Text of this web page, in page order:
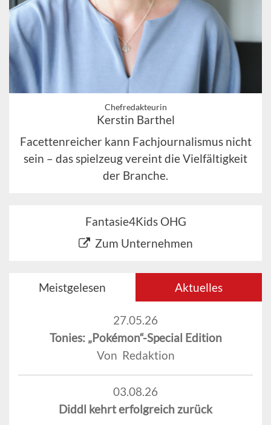
Chefredakteurin
Kerstin Barthel
Facettenreicher kann Fachjournalismus nicht
sein – das spielzeug vereint die Vielfältigkeit
der Branche.
Fantasie4Kids OHG
Zum Unternehmen
Meistgelesen Aktuelles
27.05.26
Tonies: „Pokémon“-Special Edition
Von Redaktion
03.08.26
Diddl kehrt erfolgreich zurück